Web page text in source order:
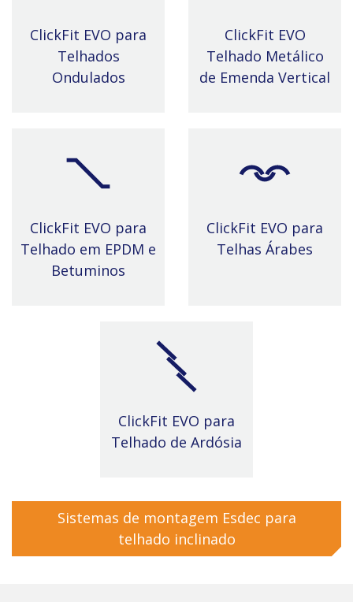
ClickFit EVO para
Telhados
Ondulados
ClickFit EVO
Telhado Metálico
de Emenda Vertical
ClickFit EVO para
Telhado em EPDM e
Betuminos
ClickFit EVO para
Telhas Árabes
ClickFit EVO para
Telhado de Ardósia
Sistemas de montagem Esdec para
telhado inclinado